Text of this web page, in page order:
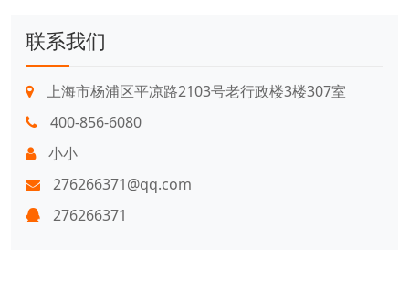
联系我们
上海市杨浦区平凉路2103号老行政楼3楼307室
400-856-6080
小小
276266371@qq.com
276266371